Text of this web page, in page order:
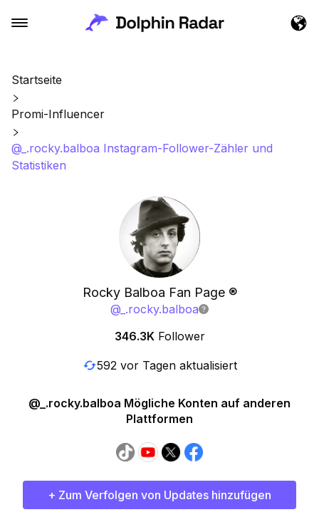
Startseite
Promi-Influencer
@_.rocky.balboa Instagram-Follower-Zähler und
Statistiken
Rocky Balboa Fan Page ®️
@ _.rocky.balboa
346.3K Follower
592 vor Tagen aktualisiert
@_.rocky.balboa Mögliche Konten auf anderen
Plattformen
+ Zum Verfolgen von Updates hinzufügen